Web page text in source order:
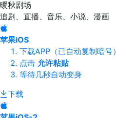
暖秋剧场
追剧、直播、音乐、小说、漫画
苹果iOS
下载APP（已自动复制暗号）
点击 允许粘贴
等待几秒自动变身
下载